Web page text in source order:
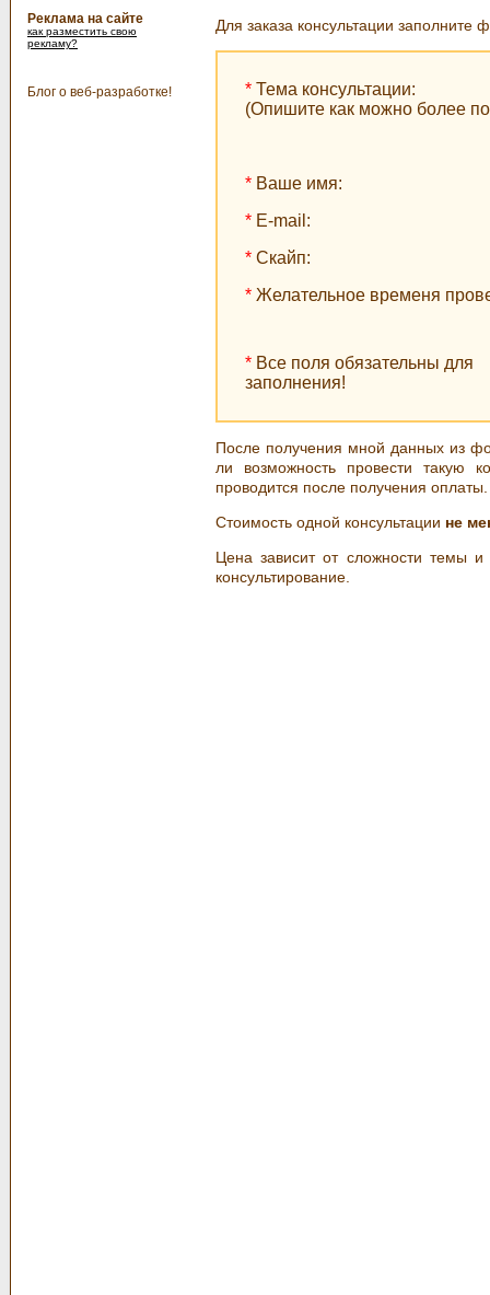
Реклама на сайте
как разместить свою
рекламу?
Блог о веб-разработке!
Для заказа консультации
* Тема консультации:
(Опишите как можно более
* Ваше имя:
* E-mail:
* Скайп:
* Желательное временя
* Все поля обязательны для
заполнения!
После получения мной данных из
ли возможность провести такую
проводится после получения оплаты.
Стоимость одной консультации не
Цена зависит от сложности темы и
консультирование.